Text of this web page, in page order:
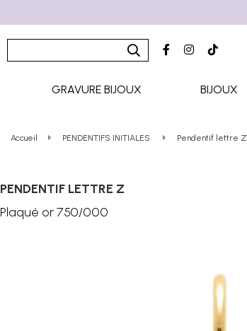
GRAVURE BIJOUX BIJOUX
Accueil PENDENTIFS INITIALES Pendentif lettre Z
PENDENTIF LETTRE Z
Plaqué or 750/000